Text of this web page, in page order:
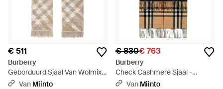
€ 511
Burberry
Geborduurd Sjaal Van Wolmix -
Naturel
Van Miinto
€ 830€ 763
Burberry
Check Cashmere Sjaal -
Naturel
Van Miinto